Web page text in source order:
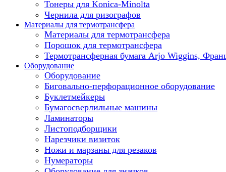
Тонеры для Konica-Minolta
Чернила для ризографов
Материалы для термотрансфера
Материалы для термотрансфера
Порошок для термотрансфера
Термотрансферная бумага Arjo Wiggins,
Оборудование
Оборудование
Биговально-перфорационное оборудование
Буклетмейкеры
Бумагосверлильные машины
Ламинаторы
Листоподборщики
Нарезчики визиток
Ножи и марзаны для резаков
Нумераторы